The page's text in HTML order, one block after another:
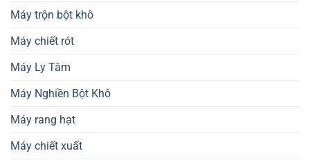
Máy trộn bột khô
Máy chiết rót
Máy Ly Tâm
Máy Nghiền Bột Khô
Máy rang hạt
Máy chiết xuất